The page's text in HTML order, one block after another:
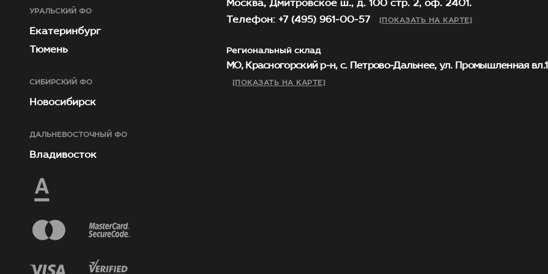
УРАЛЬСКИЙ ФО
Екатеринбург
Тюмень
СИБИРСКИЙ ФО
Новосибирск
ДАЛЬНЕВОСТОЧНЫЙ ФО
Владивосток
Москва, Дмитровское ш., д. 100 стр. 2, оф. 2401.
Телефон: +7 (495) 961-00-57
[ПОКАЗАТЬ НА КАРТЕ]
Региональный склад
МО, Красногорский р-н, с. Петрово-Дальнее, ул. Промышленная
[ПОКАЗАТЬ НА КАРТЕ]